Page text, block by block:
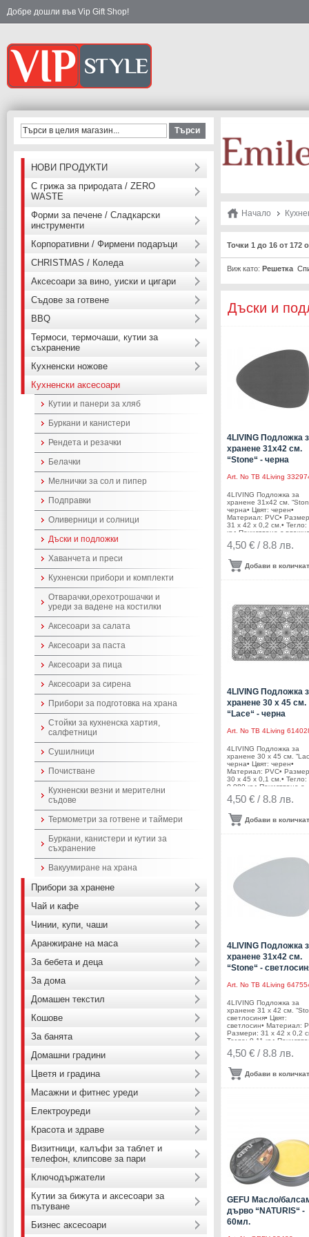
Добре дошли във Vip Gift Shop!
Начало
Точки 1 до 16 от 172
Виж като: Решетка
Дъски и
4LIVING Подложка
хранене 31х42 см.
“Stone“ - черна
Art. No TB 4Living
4LIVING Подложка за
хранене 31х42 см.
черна• Цвят: черен•
Материал: PVC•
31 х 42 х 0,2 см.• Тегло:
кг.• Почистване с
кърпа• Не се
переПроизводител:
4,50 € / 8.8 лв.
Добави в
4LIVING Подложка
хранене 30 х 45 см.
“Lace“ - черна
Art. No TB 4Living
4LIVING Подложка за
хранене 30 х 45 см.
черна• Цвят: черен•
Материал: PVC•
30 х 45 х 0,1 см.• Тегло:
0,080 кг.• Почистване с
влажна кърпа• Не се
переПроизводител:
4,50 € / 8.8 лв.
Добави в
4LIVING Подложка
хранене 31х42 см.
“Stone“ -
Art. No TB 4Living
4LIVING Подложка за
хранене 31 х 42 см.
светлосиня• Цвят:
светлосин• Материал:
Размери: 31 х 42 х 0,2
Тегло: 0,11 кг.•
влажна кърпа• Не се
переПроизводител:
4,50 € / 8.8 лв.
Добави в
GEFU Масло/
дърво “NATURIS“ -
60мл.
Търси
НОВИ ПРОДУКТИ
С грижа за природата / ZERO
WASTE
Форми за печене / Сладкарски
инструменти
Корпоративни / Фирмени подаръци
CHRISTMAS / Коледа
Аксесоари за вино, уиски и цигари
Съдове за готвене
BBQ
Термоси, термочаши, кутии за
съхранение
Кухненски ножове
Кухненски аксесоари
Кутии и панери за хляб
Буркани и канистери
Рендета и резачки
Белачки
Мелнички за сол и пипер
Подправки
Оливерници и солници
Дъски и подложки
Хаванчета и преси
Кухненски прибори и комплекти
Отварачки,орехотрошачки и
уреди за вадене на костилки
Аксесоари за салата
Аксесоари за паста
Аксесоари за пица
Аксесоари за сирена
Прибори за подготовка на храна
Стойки за кухненска хартия,
салфетници
Сушилници
Почистване
Кухненски везни и мерителни
съдове
Термометри за готвене и таймери
Буркани, канистери и кутии за
съхранение
Вакуумиране на храна
Прибори за хранене
Чай и кафе
Чинии, купи, чаши
Аранжиране на маса
За бебета и деца
За дома
Домашен текстил
Кошове
За банята
Домашни градини
Цветя и градина
Масажни и фитнес уреди
Електроуреди
Красота и здраве
Визитници, калъфи за таблет и
телефон, клипсове за пари
Ключодържатели
Кутии за бижута и аксесоари за
пътуване
Бизнес аксесоари